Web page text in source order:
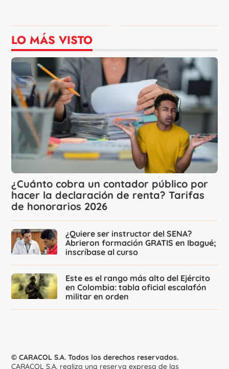
LO MÁS VISTO
¿Cuánto cobra un contador público por
hacer la declaración de renta? Tarifas
de honorarios 2026
¿Quiere ser instructor del SENA?
Abrieron formación GRATIS en Ibagué;
inscríbase al curso
Este es el rango más alto del Ejército
en Colombia: tabla oficial escalafón
militar en orden
© CARACOL S.A. Todos los derechos reservados.
CARACOL S.A. realiza una reserva expresa de las